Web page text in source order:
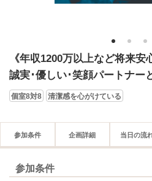
1 2 3
《年収1200万以上など将来安
誠実･優しい･笑顔パートナー
個室8対8 清潔感を心がけている
参加条件 企画詳細 当日の流
参加条件